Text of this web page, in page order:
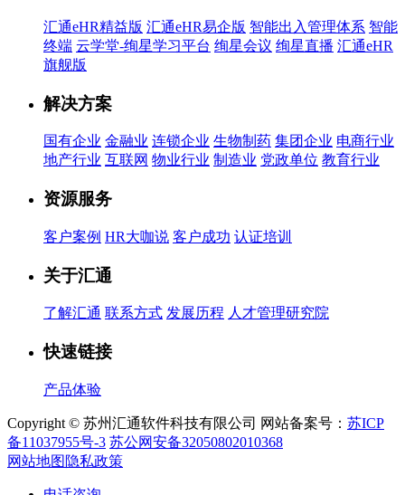
汇通eHR精益版 汇通eHR易企版 智能出入管理体系 智能
终端 云学堂-绚星学习平台 绚星会议 绚星直播 汇通eHR
旗舰版
解决方案
国有企业 金融业 连锁企业 生物制药 集团企业 电商行业
地产行业 互联网 物业行业 制造业 党政单位 教育行业
资源服务
客户案例 HR大咖说 客户成功 认证培训
关于汇通
了解汇通 联系方式 发展历程 人才管理研究院
快速链接
产品体验
Copyright © 苏州汇通软件科技有限公司 网站备案号： 苏ICP
备11037955号-3 苏公网安备32050802010368
网站地图 隐私政策